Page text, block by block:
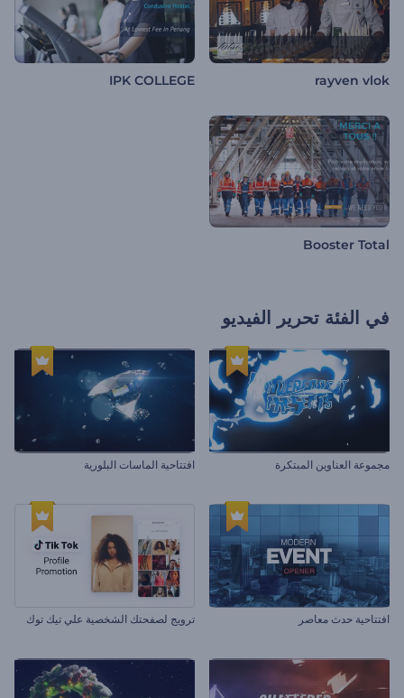
rayven vlok
IPK COLLEGE
Booster Total
في الفئة تحرير الفيديو
مجموعة العناوين المبتكرة افتتاحية الماسات البلورية
افتتاحية حدث معاصر ترويج لصفحتك الشخصية علي تيك توك